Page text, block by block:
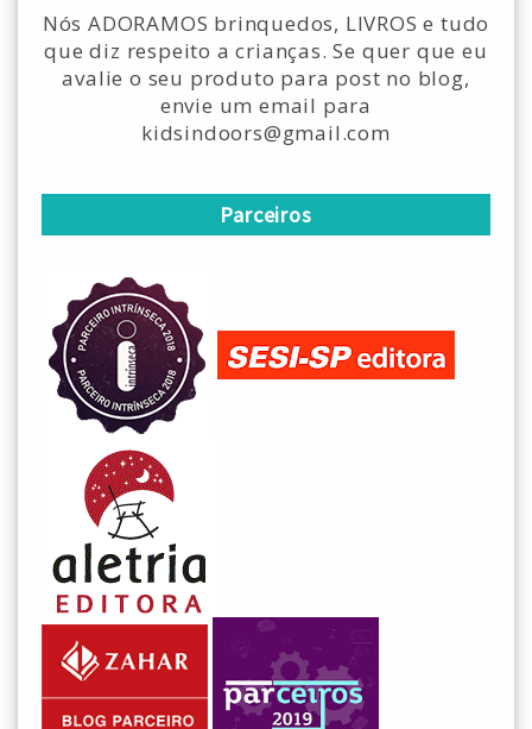
Nós ADORAMOS brinquedos, LIVROS e tudo
que diz respeito a crianças. Se quer que eu
avalie o seu produto para post no blog,
envie um email para
kidsindoors@gmail.com
Parceiros